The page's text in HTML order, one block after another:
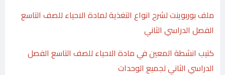
ملف بوربوينت لشرح انواع التغذية لمادة الاحياء للصف التاسع
الفصل الدراسي الثاني
كتيب انشطة المعين في مادة الاحياء للصف التاسع الفصل
الدراسي الثاني لجميع الوحدات